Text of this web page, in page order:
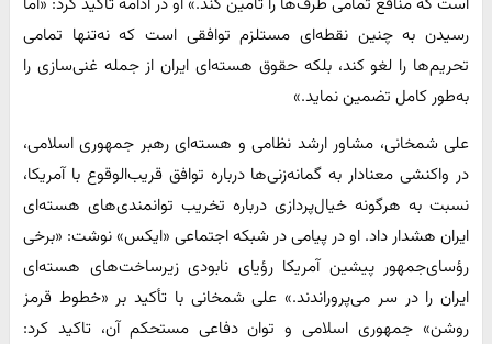
رسیدن به چنین نقطه‌ای مستلزم توافقی است که نه‌تنها تمامی
تحریم‌ها را لغو کند، بلکه حقوق هسته‌ای ایران از جمله غنی‌سازی را
به‌طور کامل تضمین نماید.»
علی شمخانی، مشاور ارشد نظامی و هسته‌ای رهبر جمهوری اسلامی،
در واکنشی معنادار به گمانه‌زنی‌ها درباره توافق قریب‌الوقوع با آمریکا،
نسبت به هرگونه خیال‌پردازی درباره تخریب توانمندی‌های هسته‌ای
ایران هشدار داد. او در پیامی در شبکه اجتماعی «ایکس» نوشت: «برخی
رؤسای‌جمهور پیشین آمریکا رؤیای نابودی زیرساخت‌های هسته‌ای
ایران را در سر می‌پروراندند.» علی شمخانی با تأکید بر «خطوط قرمز
روشن» جمهوری اسلامی و توان دفاعی مستحکم آن، تاکید کرد: